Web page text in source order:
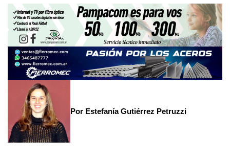
Por Estefanía Gutiérrez Petruzzi